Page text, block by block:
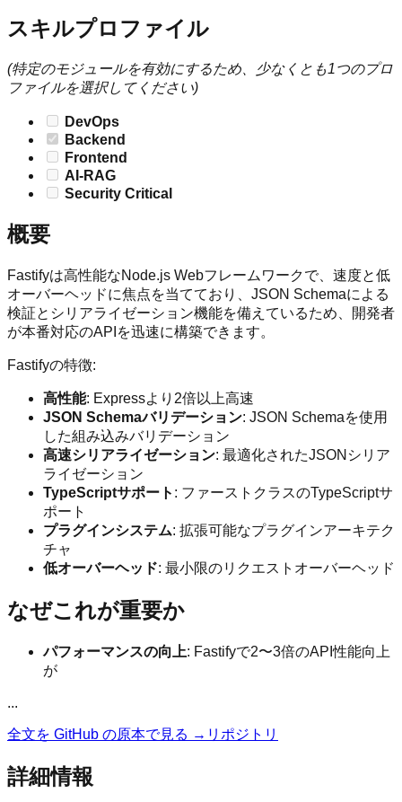
スキルプロファイル
(特定のモジュールを有効にするため、少なくとも1つのプロ
ファイルを選択してください)
DevOps
Backend
Frontend
AI-RAG
Security Critical
概要
Fastifyは高性能なNode.js Webフレームワークで、速度と低
オーバーヘッドに焦点を当てており、JSON Schemaによる
検証とシリアライゼーション機能を備えているため、開発者
が本番対応のAPIを迅速に構築できます。
Fastifyの特徴:
高性能: Expressより2倍以上高速
JSON Schemaバリデーション: JSON Schemaを使用
した組み込みバリデーション
高速シリアライゼーション: 最適化されたJSONシリア
ライゼーション
TypeScriptサポート : ファーストクラスのTypeScriptサ
ポート
プラグインシステム: 拡張可能なプラグインアーキテク
チャ
低オーバーヘッド: 最小限のリクエストオーバーヘッド
なぜこれが重要か
パフォーマンスの向上: Fastifyで2〜3倍のAPI性能向上
が
...
全文を GitHub の原本で見る → リポジトリ
詳細情報